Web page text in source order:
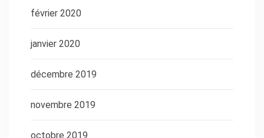
février 2020
janvier 2020
décembre 2019
novembre 2019
octobre 2019